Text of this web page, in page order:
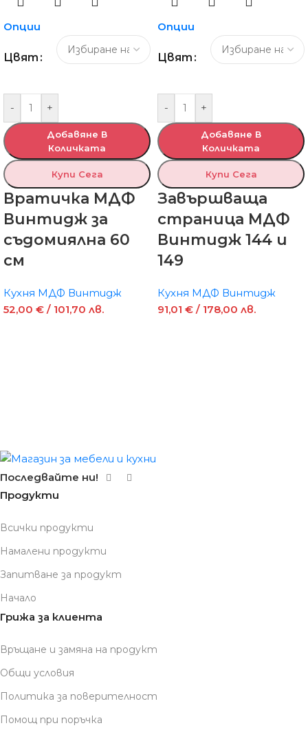
Опции
Цвят
- +
Добавяне В
Количката
Купи Сега
Вратичка МДФ
Винтидж за
съдомиялна 60
см
Кухня МДФ Винтидж
52,00 € / 101,70 лв.
Опции
Цвят
- +
Добавяне В
Количката
Купи Сега
Завършваща
страница МДФ
Винтидж 144 и
149
Кухня МДФ Винтидж
91,01 € / 178,00 лв.
Последвайте ни!
Продукти
Всички продукти
Намалени продукти
Запитване за продукт
Начало
Грижа за клиента
Връщане и замяна на продукт
Общи условия
Политика за поверителност
Помощ при поръчка